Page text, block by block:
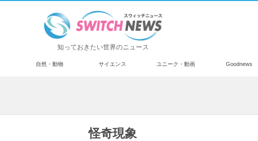
知っておきたい世界のニュース
自然・動物 サイエンス ユニーク・動画 Goodnews
怪奇現象